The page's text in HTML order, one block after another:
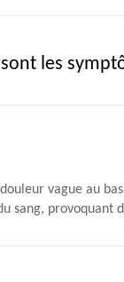
les
vague au bas
sang, provoquant